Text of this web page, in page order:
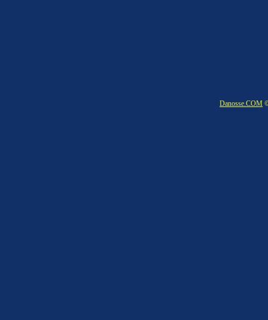
Danosse.COM